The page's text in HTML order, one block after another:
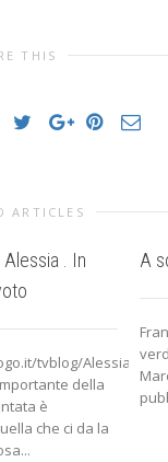
THIS
ARTICLES
. In
tvblog/
della
è
che ci da la
A